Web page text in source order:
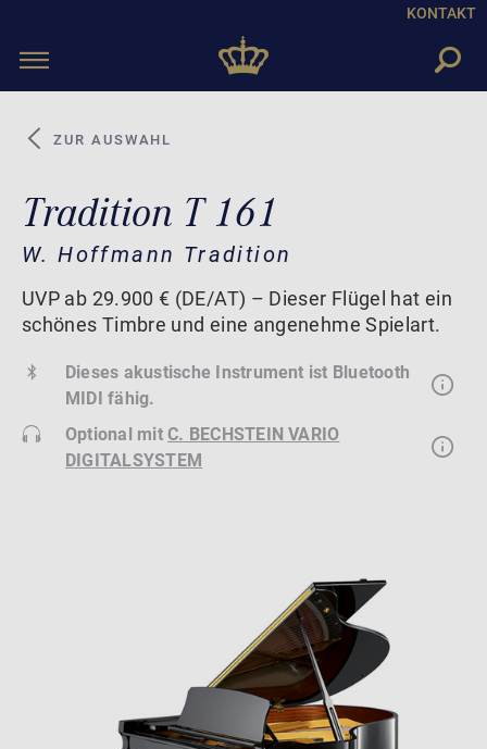
KONTAKT
Toggle
ZUR AUSWAHL
Tradition T 161
W. Hoffmann Tradition
UVP ab 29.900 € (DE/AT) – Dieser Flügel hat ein
schönes Timbre und eine angenehme Spielart.
Dieses akustische Instrument ist Bluetooth
MIDI fähig.
Optional mitC. BECHSTEIN VARIO
DIGITALSYSTEM